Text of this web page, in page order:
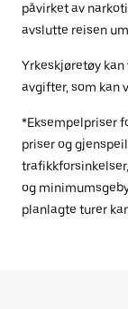
påvirket av
avslutte reisen
Yrkeskjøretøy
avgifter, som kan
*Eksempelpriser
priser og
og
planlagte turer